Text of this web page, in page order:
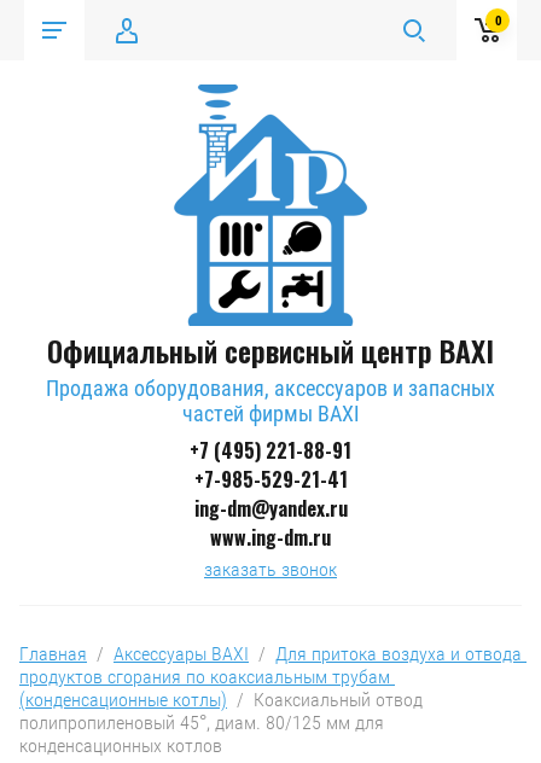
0
Официальный сервисный центр BAXI
Продажа оборудования, аксессуаров и запасных
частей фирмы BAXI
+7 (495) 221-88-91
+7-985-529-21-41
ing-dm@yandex.ru
www.ing-dm.ru
заказать звонок
Главная
  /
Аксессуары BAXI
  /
Для притока воздуха и отвода
продуктов сгорания по коаксиальным трубам
(конденсационные котлы)
  /  Коаксиальный отвод
полипропиленовый 45°, диам. 80/125 мм для
конденсационных котлов